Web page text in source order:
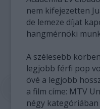
nem kifejezetten
de lemeze díjat
hangmérnöki
A szélesebb
legjobb férfi pop
övé a legjobb
a film címe: MTV
négy